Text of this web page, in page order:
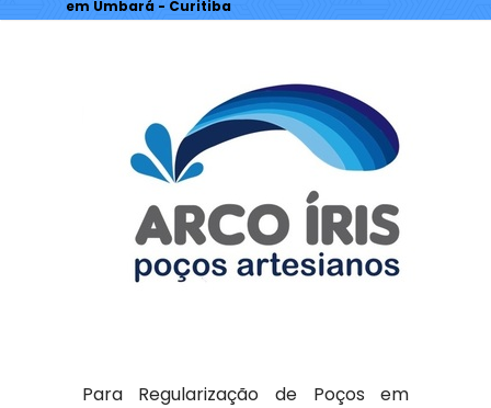
em Umbará - Curitiba
Para Regularização de Poços em